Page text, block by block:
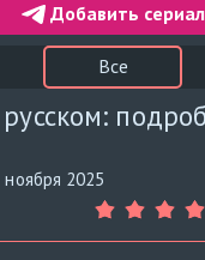
Добавить сериал
Все
ноября 2025